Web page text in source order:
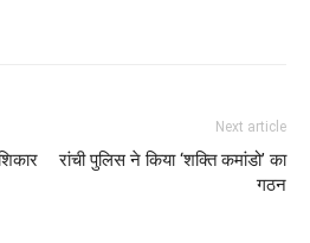
Next article
रांची पुलिस ने किया ‘शक्ति कमांडो’ का
गठन